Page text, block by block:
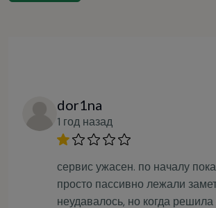
dor1na
1 год назад
сервис ужасен. по началу
просто пассивно лежали
неудавалось, но когда